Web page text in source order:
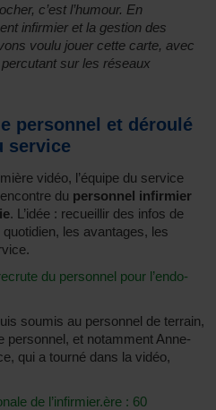
c’est l’humour. En
infirmier et la gestion des
voulu jouer cette carte, avec
sur les réseaux
personnel et déroulé
service
vidéo, l’équipe du service
du personnel infirmier
. L’idée : recueillir des infos de
les avantages, les
du personnel pour l’endo-
soumis au personnel de terrain,
personnel, et notamment Anne-
qui a tourné dans la vidéo,
de l’infirmier.ère : 60